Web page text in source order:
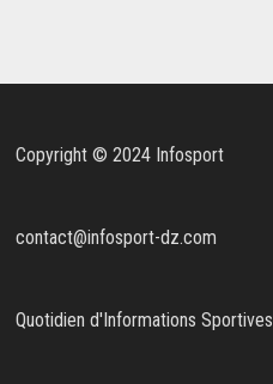
Copyright © 2024 Infosport
contact@infosport-dz.com
Quotidien d'Informations Sportives